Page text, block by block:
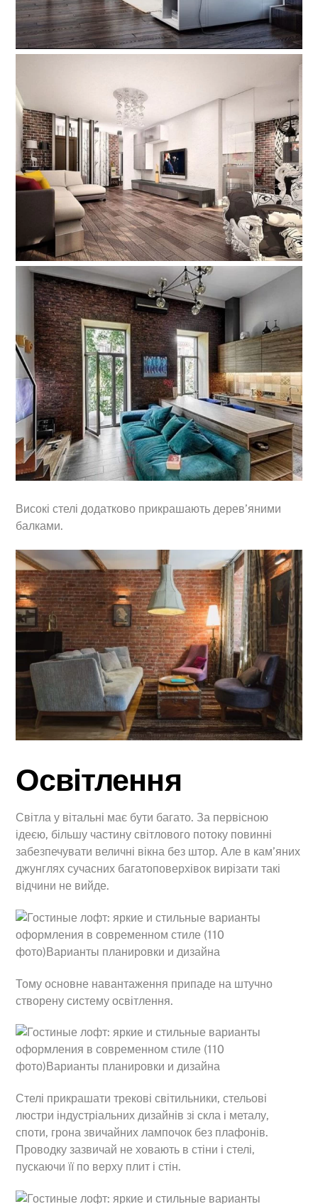
Високі стелі додатково прикрашають дерев’яними
балками.
Освітлення
Світла у вітальні має бути багато. За первісною
ідеєю, більшу частину світлового потоку повинні
забезпечувати величні вікна без штор. Але в кам’яних
джунглях сучасних багатоповерхівок вирізати такі
відчини не вийде.
Тому основне навантаження припаде на штучно
створену систему освітлення.
Стелі прикрашати трекові світильники, стельові
люстри індустріальних дизайнів зі скла і металу,
споти, грона звичайних лампочок без плафонів.
Проводку зазвичай не ховають в стіни і стелі,
пускаючи її по верху плит і стін.